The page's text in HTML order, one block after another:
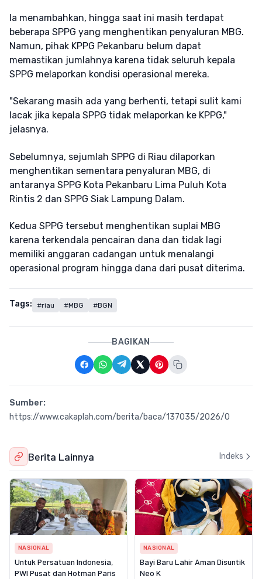
Ia menambahkan, hingga saat ini masih terdapat
beberapa SPPG yang menghentikan penyaluran MBG.
Namun, pihak KPPG Pekanbaru belum dapat
memastikan jumlahnya karena tidak seluruh kepala
SPPG melaporkan kondisi operasional mereka.
"Sekarang masih ada yang berhenti, tetapi sulit kami
lacak jika kepala SPPG tidak melaporkan ke KPPG,"
jelasnya.
Sebelumnya, sejumlah SPPG di Riau dilaporkan
menghentikan sementara penyaluran MBG, di
antaranya SPPG Kota Pekanbaru Lima Puluh Kota
Rintis 2 dan SPPG Siak Lampung Dalam.
Kedua SPPG tersebut menghentikan suplai MBG
karena terkendala pencairan dana dan tidak lagi
memiliki anggaran cadangan untuk menalangi
operasional program hingga dana dari pusat diterima.
Tags: #riau #MBG #BGN
BAGIKAN
Sumber:
https://www.cakaplah.com/berita/baca/137035/2026/0
Berita Lainnya Indeks
NASIONAL
Untuk Persatuan Indonesia,
PWI Pusat dan Hotman Paris
NASIONAL
Bayi Baru Lahir Aman Disuntik
Neo K